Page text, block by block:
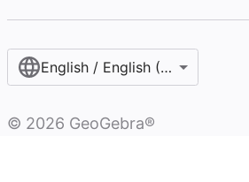
English / English (United States)
© 2026 GeoGebra®